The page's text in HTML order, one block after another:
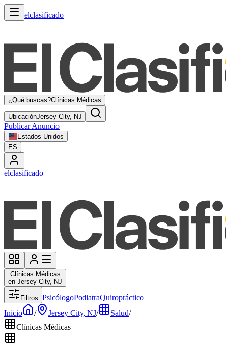
elclasificado
¿Qué buscas?Clínicas Médicas
UbicaciónJersey City, NJ
Publicar Anuncio
Estados Unidos
ES
elclasificado
Clínicas Médicas
en Jersey City, NJ
Filtros PsicólogoPodiatraQuiropráctico
Inicio
/ Jersey City, NJ/ Salud/
Clínicas Médicas